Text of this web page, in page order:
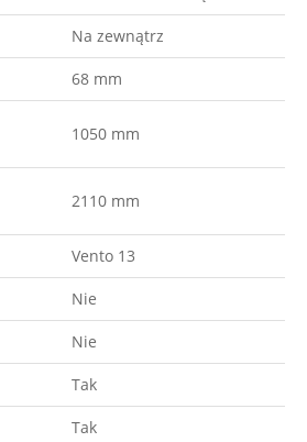
Na zewnątrz
68 mm
1050 mm
2110 mm
Vento 13
Nie
Nie
Tak
Tak